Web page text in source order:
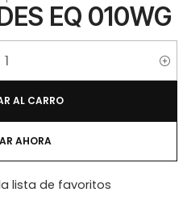
EQ 010WG
AL CARRO
AHORA
lista de favoritos